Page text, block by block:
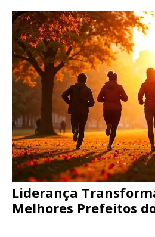
Liderança
Melhores Prefeitos